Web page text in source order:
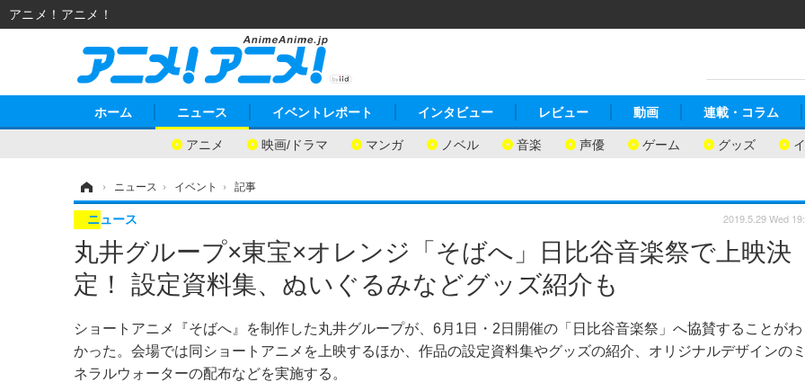
ホーム ニュース
アニメ 映画/ドラマ マンガ ノベル 音楽 声優 ゲーム グッズ
イベントレポート インタビュー レビュー 動画 連載・コラム
› ニュース › イベント › 記事
丸井グループ×東宝×オレンジ「そばへ」日比谷音楽祭で上映決
定！ 設定資料集、ぬいぐるみなどグッズ紹介も
ショートアニメ『そばへ』を制作した丸井グループが、6月1日・2日開催の「日比谷音楽祭」へ協賛することがわ
かった。会場では同ショートアニメを上映するほか、作品の設定資料集やグッズの紹介、オリジナルデザインの
ネラルウォーターの配布などを実施する。
ニュース 2019.5.29 Wed
アニメ！アニメ！